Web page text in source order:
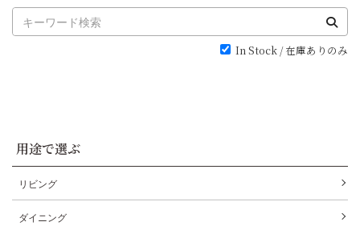
In Stock / 在庫ありのみ
用途で選ぶ
リビング
ダイニング